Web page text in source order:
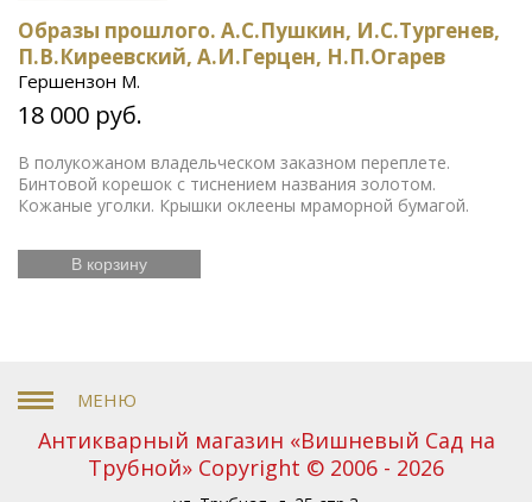
Образы прошлого. А.С.Пушкин, И.С.Тургенев,
П.В.Киреевский, А.И.Герцен, Н.П.Огарев
Гершензон М.
18 000 руб.
В полукожаном владельческом заказном переплете.
Бинтовой корешок с тиснением названия золотом.
Кожаные уголки. Крышки оклеены мраморной бумагой.
В корзину
Антикварный магазин «Вишневый Сад на
Трубной» Copyright © 2006 - 2026